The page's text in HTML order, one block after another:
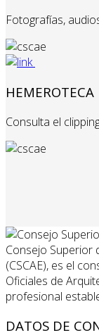
Fotografías,
HEMEROTECA
Consulta el
Consejo Superior
(CSCAE), es el
Oficiales de
profesional
DATOS DE